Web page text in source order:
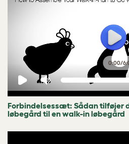
0:00/
Forbindelsessæt: Sådan tilføjer
løbegård til en walk-in løbegård